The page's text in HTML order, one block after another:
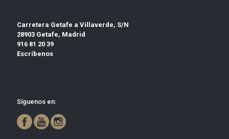
Carretera Getafe a Villaverde, S/N
28903 Getafe, Madrid
916 81 20 39
Escríbenos
Síguenos en: